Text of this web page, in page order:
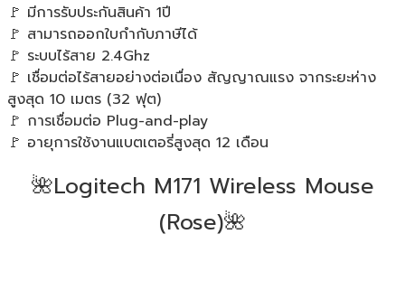
🚩 มีการรับประกันสินค้า 1ปี
🚩 สามารถออกใบกำกับภาษีได้
🚩 ระบบไร้สาย 2.4Ghz
🚩 เชื่อมต่อไร้สายอย่างต่อเนื่อง สัญญาณแรง จากระยะห่าง
สูงสุด 10 เมตร (32 ฟุต)
🚩 การเชื่อมต่อ Plug-and-play
🚩 อายุการใช้งานแบตเตอรี่สูงสุด 12 เดือน
🌺Logitech M171 Wireless Mouse
(Rose)🌺